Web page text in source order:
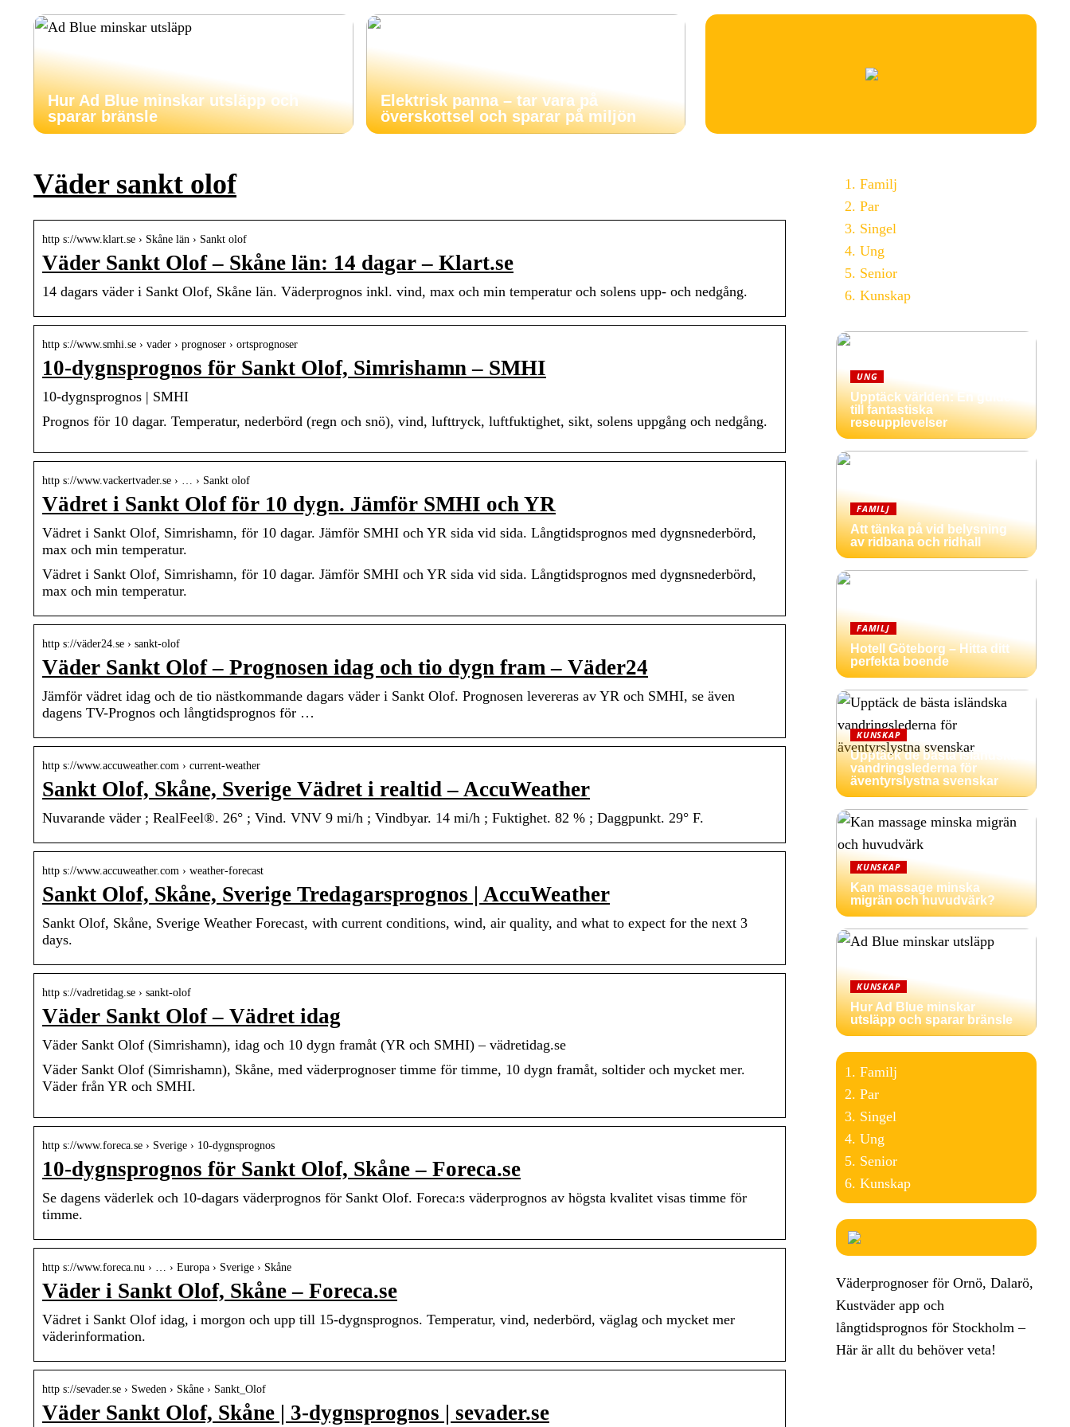
Hur Ad Blue minskar utsläpp och
sparar bränsle
Elektrisk panna – tar vara på
överskottsel och sparar på miljön
Väder sankt olof
http s://www.klart.se › Skåne län › Sankt olof
Väder Sankt Olof – Skåne län: 14 dagar – Klart.se
14 dagars väder i Sankt Olof, Skåne län. Väderprognos inkl. vind, max och min temperatur och solens upp- och nedgång.
http s://www.smhi.se › vader › prognoser › ortsprognoser
10-dygnsprognos för Sankt Olof, Simrishamn – SMHI
10-dygnsprognos | SMHI
Prognos för 10 dagar. Temperatur, nederbörd (regn och snö), vind, lufttryck, luftfuktighet, sikt, solens uppgång och nedgång.
http s://www.vackertvader.se › … › Sankt olof
Vädret i Sankt Olof för 10 dygn. Jämför SMHI och YR
Vädret i Sankt Olof, Simrishamn, för 10 dagar. Jämför SMHI och YR sida vid sida. Långtidsprognos med dygnsnederbörd,
max och min temperatur.
Vädret i Sankt Olof, Simrishamn, för 10 dagar. Jämför SMHI och YR sida vid sida. Långtidsprognos med dygnsnederbörd,
max och min temperatur.
http s://väder24.se › sankt-olof
Väder Sankt Olof – Prognosen idag och tio dygn fram – Väder24
Jämför vädret idag och de tio nästkommande dagars väder i Sankt Olof. Prognosen levereras av YR och SMHI, se även
dagens TV-Prognos och långtidsprognos för …
http s://www.accuweather.com › current-weather
Sankt Olof, Skåne, Sverige Vädret i realtid – AccuWeather
Nuvarande väder ; RealFeel®. 26° ; Vind. VNV 9 mi/h ; Vindbyar. 14 mi/h ; Fuktighet. 82 % ; Daggpunkt. 29° F.
http s://www.accuweather.com › weather-forecast
Sankt Olof, Skåne, Sverige Tredagarsprognos | AccuWeather
Sankt Olof, Skåne, Sverige Weather Forecast, with current conditions, wind, air quality, and what to expect for the next 3
days.
http s://vadretidag.se › sankt-olof
Väder Sankt Olof – Vädret idag
Väder Sankt Olof (Simrishamn), idag och 10 dygn framåt (YR och SMHI) – vädretidag.se
Väder Sankt Olof (Simrishamn), Skåne, med väderprognoser timme för timme, 10 dygn framåt, soltider och mycket mer.
Väder från YR och SMHI.
http s://www.foreca.se › Sverige › 10-dygnsprognos
10-dygnsprognos för Sankt Olof, Skåne – Foreca.se
Se dagens väderlek och 10-dagars väderprognos för Sankt Olof. Foreca:s väderprognos av högsta kvalitet visas timme för
timme.
http s://www.foreca.nu › … › Europa › Sverige › Skåne
Väder i Sankt Olof, Skåne – Foreca.se
Vädret i Sankt Olof idag, i morgon och upp till 15-dygnsprognos. Temperatur, vind, nederbörd, väglag och mycket mer
väderinformation.
http s://sevader.se › Sweden › Skåne › Sankt_Olof
Väder Sankt Olof, Skåne | 3-dygnsprognos | sevader.se
Familj
Par
Singel
Ung
Senior
Kunskap
UNG
Upptäck världen: En guide
till fantastiska
reseupplevelser
FAMILJ
Att tänka på vid belysning
av ridbana och ridhall
FAMILJ
Hotell Göteborg – Hitta ditt
perfekta boende
KUNSKAP
Upptäck de bästa isländska
vandringslederna för
äventyrslystna svenskar
KUNSKAP
Kan massage minska
migrän och huvudvärk?
KUNSKAP
Hur Ad Blue minskar
utsläpp och sparar bränsle
Familj
Par
Singel
Ung
Senior
Kunskap
Väderprognoser för Ornö, Dalarö,
Kustväder app och
långtidsprognos för Stockholm –
Här är allt du behöver veta!